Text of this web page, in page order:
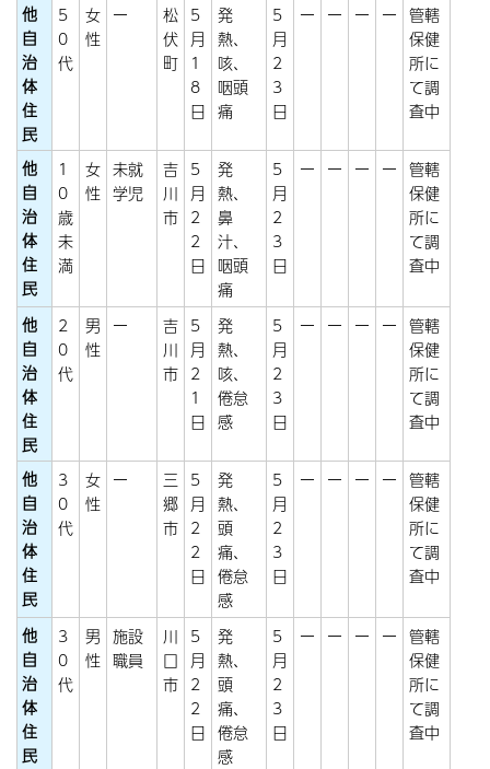
他
自
治
体
住
民
5
0
代
女
性
ー
松
伏
町
5
月
1
8
日
発
熱、
咳、
咽頭
痛
5
月
2
3
日
ー ー ー ー 管轄
保健
所に
て調
査中
他
自
治
体
住
民
1
0
歳
未
満
女
性
未就
学児
吉
川
市
5
月
2
2
日
発
熱、
鼻
汁、
咽頭
痛
5
月
2
3
日
ー ー ー ー 管轄
保健
所に
て調
査中
他
自
治
体
住
民
2
0
代
男
性
ー
吉
川
市
5
月
2
1
日
発
熱、
咳、
倦怠
感
5
月
2
3
日
ー ー ー ー 管轄
保健
所に
て調
査中
他
自
治
体
住
民
3
0
代
女
性
ー
三
郷
市
5
月
2
2
日
発
熱、
頭
痛、
倦怠
感
5
月
2
3
日
ー ー ー ー 管轄
保健
所に
て調
査中
他
自
治
体
住
民
3
0
代
男
性
施設
職員
川
口
市
5
月
2
2
日
発
熱、
頭
痛、
倦怠
感
5
月
2
3
日
ー ー ー ー 管轄
保健
所に
て調
査中